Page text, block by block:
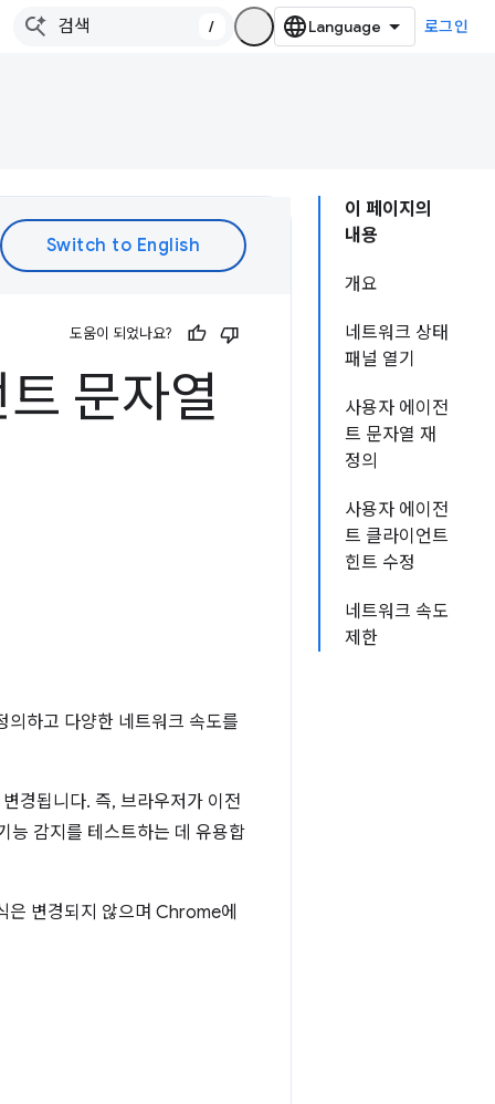
/ 로그인
이 페이지의
내용
개요
네트워크 상태
패널 열기
사용자 에이전
트 문자열 재
정의
사용자 에이전
트 클라이언트
힌트 수정
네트워크 속도
제한
도움이 되었나요?
문자열
의하고 다양한 네트워크 속도를
경됩니다. 즉, 브라우저가 이전
능 감지를 테스트하는 데 유용합
은 변경되지 않으며 Chrome에